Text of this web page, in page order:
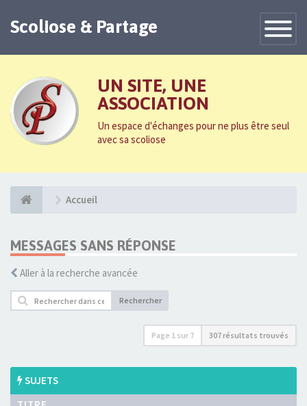
Toggle
Scoliose & Partage
UN SITE, UNE
ASSOCIATION
Un espace d'échanges pour ne plus être seul
avec sa scoliose
Accueil
MESSAGES SANS RÉPONSE
Aller à la recherche avancée
Rechercher
Page 1 sur 7 307 résultats trouvés
SUJETS